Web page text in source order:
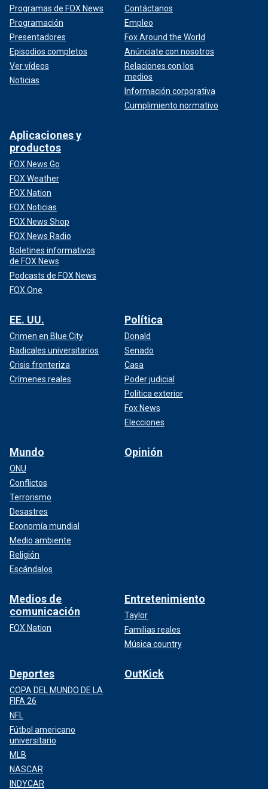
Programas de FOX News
Programación
Presentadores
Episodios completos
Ver vídeos
Noticias
Contáctanos
Empleo
Fox Around the World
Anúnciate con nosotros
Relaciones con los
medios
Información corporativa
Cumplimiento normativo
Aplicaciones y
productos
FOX News Go
FOX Weather
FOX Nation
FOX Noticias
FOX News Shop
FOX News Radio
Boletines informativos
de FOX News
Podcasts de FOX News
FOX One
EE. UU.
Crimen en Blue City
Radicales universitarios
Crisis fronteriza
Crímenes reales
Política
Donald
Senado
Casa
Poder judicial
Política exterior
Fox News
Elecciones
Mundo
ONU
Conflictos
Terrorismo
Desastres
Economía mundial
Medio ambiente
Religión
Escándalos
Opinión
Medios de
comunicación
FOX Nation
Entretenimiento
Taylor
Familias reales
Música country
Deportes
COPA DEL MUNDO DE LA
FIFA 26
NFL
Fútbol americano
universitario
MLB
NASCAR
INDYCAR
OutKick